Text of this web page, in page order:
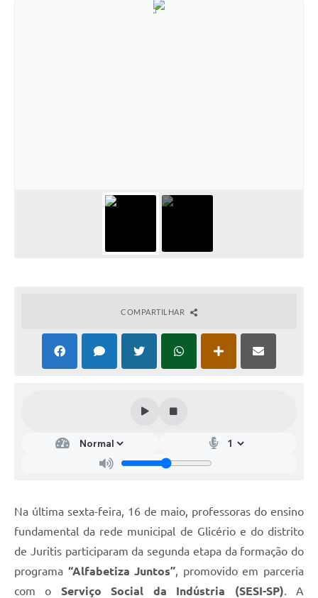
COMPARTILHAR
Na última sexta-feira, 16 de maio, professoras do ensino
fundamental da rede municipal de Glicério e do distrito
de Juritis participaram da segunda etapa da formação do
programa “Alfabetiza Juntos” , promovido em parceria
com o Serviço Social da Indústria (SESI-SP) . A